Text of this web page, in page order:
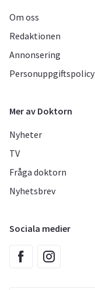
Om oss
Redaktionen
Annonsering
Personuppgiftspolicy
Mer av Doktorn
Nyheter
TV
Fråga doktorn
Nyhetsbrev
Sociala medier